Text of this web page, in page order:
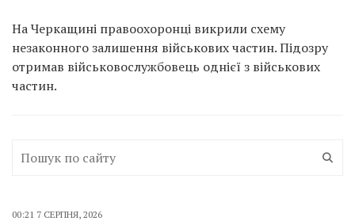
На Черкащині правоохоронці викрили схему
незаконного залишення військових частин. Підозру
отримав військовослужбовець однієї з військових
частин.
00:21 7 СЕРПНЯ, 2026